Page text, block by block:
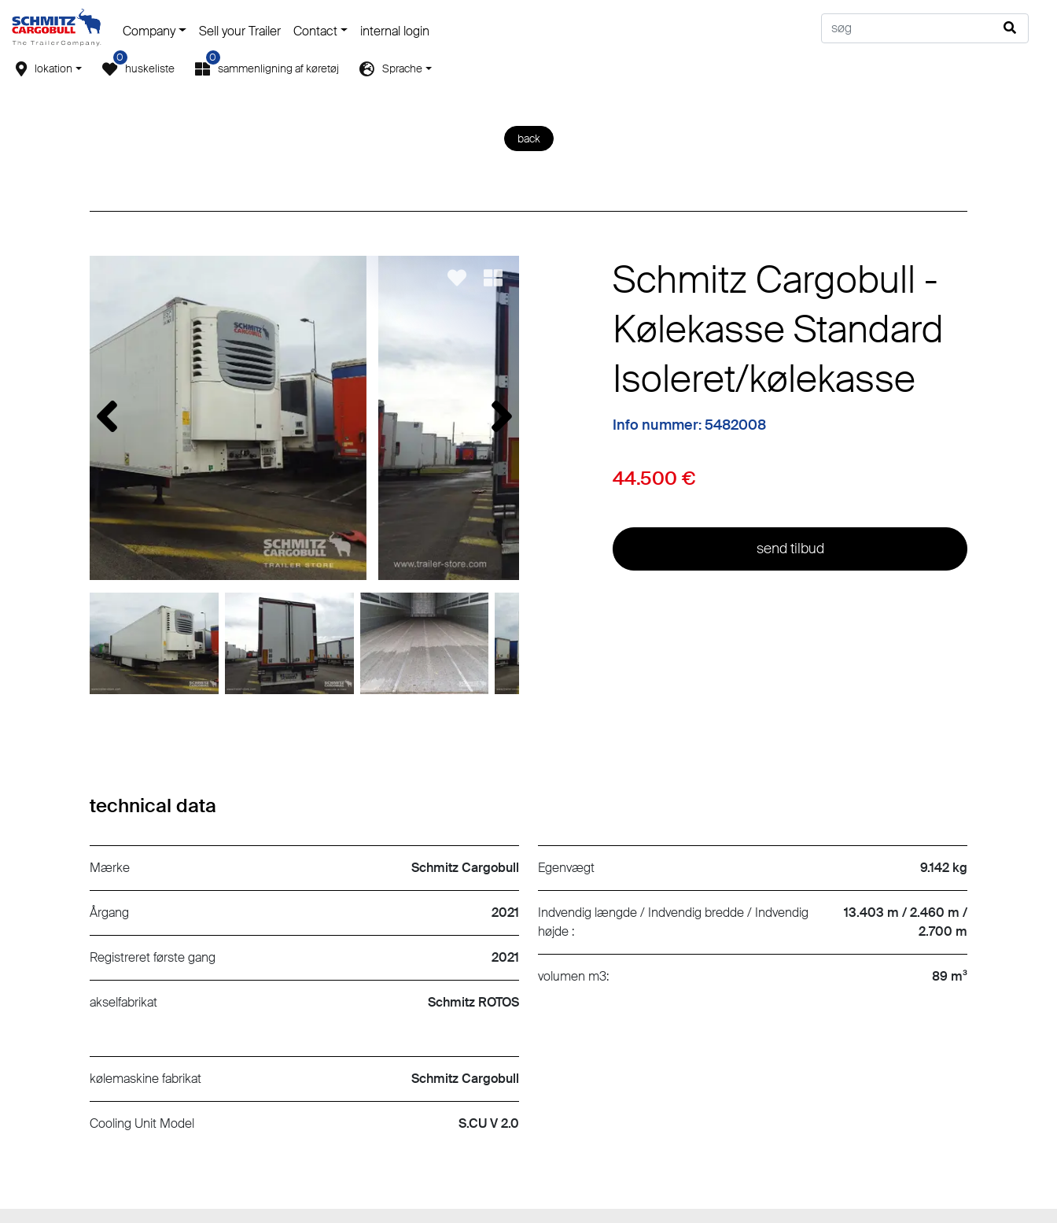
lokation huskeliste
0
sammenligning af køretøj
0
Sprache
Company Sell your Trailer Contact internal login
back
Schmitz Cargobull -
Kølekasse Standard
Isoleret/kølekasse
Info nummer: 5482008
44.500 €
send tilbud
technical data
Mærke Schmitz Cargobull
Årgang 2021
Registreret første gang 2021
akselfabrikat Schmitz ROTOS
Egenvægt 9.142 kg
Indvendig længde / Indvendig bredde / Indvendig
højde :
13.403 m / 2.460 m /
2.700 m
volumen m3: 89 m³
kølemaskine fabrikat Schmitz Cargobull
Cooling Unit Model S.CU V 2.0